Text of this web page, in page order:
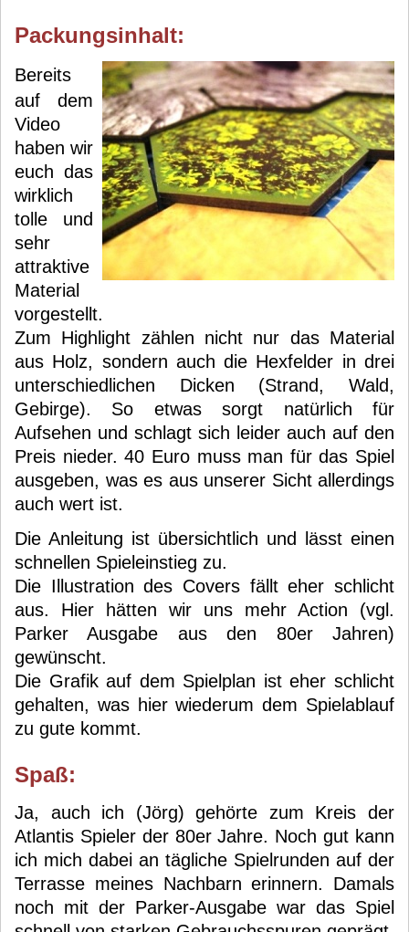
Packungsinhalt:
Bereits
auf dem
Video
haben wir
euch das
wirklich
tolle und
sehr
attraktive
Material
vorgestellt.
Zum Highlight zählen nicht nur das Material
aus Holz, sondern auch die Hexfelder in drei
unterschiedlichen Dicken (Strand, Wald,
Gebirge). So etwas sorgt natürlich für
Aufsehen und schlagt sich leider auch auf den
Preis nieder. 40 Euro muss man für das Spiel
ausgeben, was es aus unserer Sicht allerdings
auch wert ist.
Die Anleitung ist übersichtlich und lässt einen
schnellen Spieleinstieg zu.
Die Illustration des Covers fällt eher schlicht
aus. Hier hätten wir uns mehr Action (vgl.
Parker Ausgabe aus den 80er Jahren)
gewünscht.
Die Grafik auf dem Spielplan ist eher schlicht
gehalten, was hier wiederum dem Spielablauf
zu gute kommt.
Spaß:
Ja, auch ich (Jörg) gehörte zum Kreis der
Atlantis Spieler der 80er Jahre. Noch gut kann
ich mich dabei an tägliche Spielrunden auf der
Terrasse meines Nachbarn erinnern. Damals
noch mit der Parker-Ausgabe war das Spiel